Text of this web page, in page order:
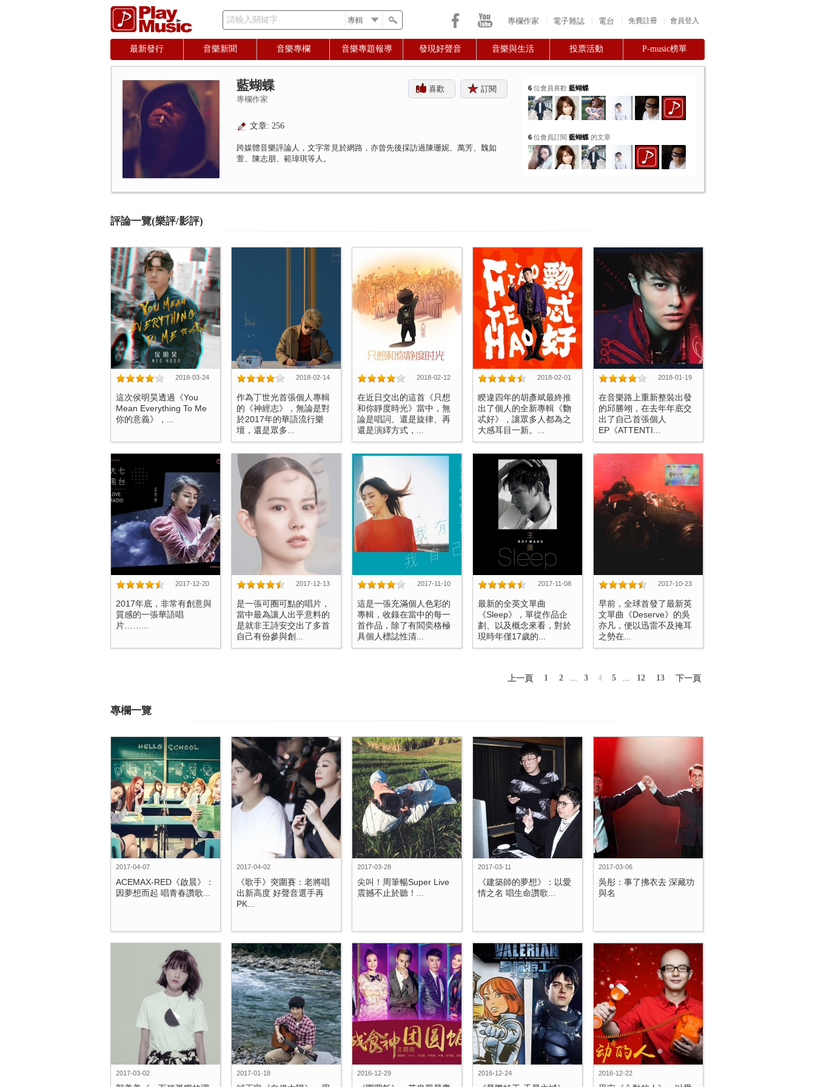
請輸入關鍵字 會員登入
免費註冊
專欄作家 電子雜誌 電台
最新發行 音樂新聞 音樂專欄 音樂專題報導 發現好聲音 音樂與生活 投票活動 P-music榜單
藍蝴蝶 喜歡
訂閱
專欄作家
文章: 256
跨媒體音樂評論人，文字常見於網路，亦曾先後採訪過陳珊妮、萬芳、魏如
萱、陳志朋、範瑋琪等人。
6位會員喜歡 藍蝴蝶
6位會員訂閱 藍蝴蝶的文章
評論一覽(樂評/影評)
2018-03-24
這次侯明昊透過《You
Mean Everything To Me
你的意義》，...
2018-02-14
作為丁世光首張個人專輯
的《神經志》，無論是對
於2017年的華語流行樂
壇，還是眾多...
2018-02-12
在近日交出的這首《只想
和你靜度時光》當中，無
論是唱詞、還是旋律、再
還是演繹方式，...
2018-02-01
睽違四年的胡彥斌最終推
出了個人的全新專輯《覅
忒好》，讓眾多人都為之
大感耳目一新。...
2018-01-19
在音樂路上重新整裝出發
的邱勝翊，在去年年底交
出了自己首張個人
EP《ATTENTI...
2017-12-20
2017年底，非常有創意與
質感的一張華語唱
片……...
2017-12-13
是一張可圈可點的唱片，
當中最為讓人出乎意料的
是就非王詩安交出了多首
自己有份參與創...
2017-11-10
這是一張充滿個人色彩的
專輯，收錄在當中的每一
首作品，除了有閻奕格極
具個人標誌性清...
2017-11-08
最新的全英文單曲
《Sleep》，單從作品企
劃、以及概念來看，對於
現時年僅17歲的...
2017-10-23
​早前，全球首發了最新英
文單曲《Deserve》的吳
亦凡，便以迅雷不及掩耳
之勢在...
上一頁 1 2 ... 3 4 5 ... 12 13 下一頁
專欄一覽
2017-04-07
ACEMAX-RED《啟晨》：
因夢想而起 唱青春讚歌...
2017-04-02
《歌手》突圍賽：老將唱
出新高度 好聲音選手再
PK...
2017-03-28
尖叫！周筆暢Super Live
震撼不止於聽！...
2017-03-11
《建築師的夢想》：以愛
情之名 唱生命讚歌...
2017-03-06
吳彤：事了拂衣去 深藏功
與名
2017-03-02 2017-01-18 2016-12-29 2016-12-24 2016-12-22